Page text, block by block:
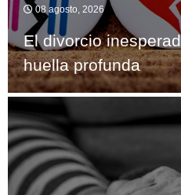
08 agosto, 2026
El divorcio
huella profunda